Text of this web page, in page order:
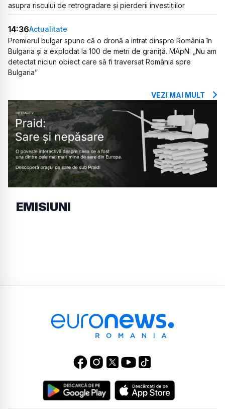
asupra riscului de retrogradare și pierderii investițiilor
14:36Actualitate
Premierul bulgar spune că o dronă a intrat dinspre România în
Bulgaria și a explodat la 100 de metri de graniță. MApN: „Nu am
detectat niciun obiect care să fi traversat România spre
Bulgaria”
VEZI MAI MULT
EMISIUNI